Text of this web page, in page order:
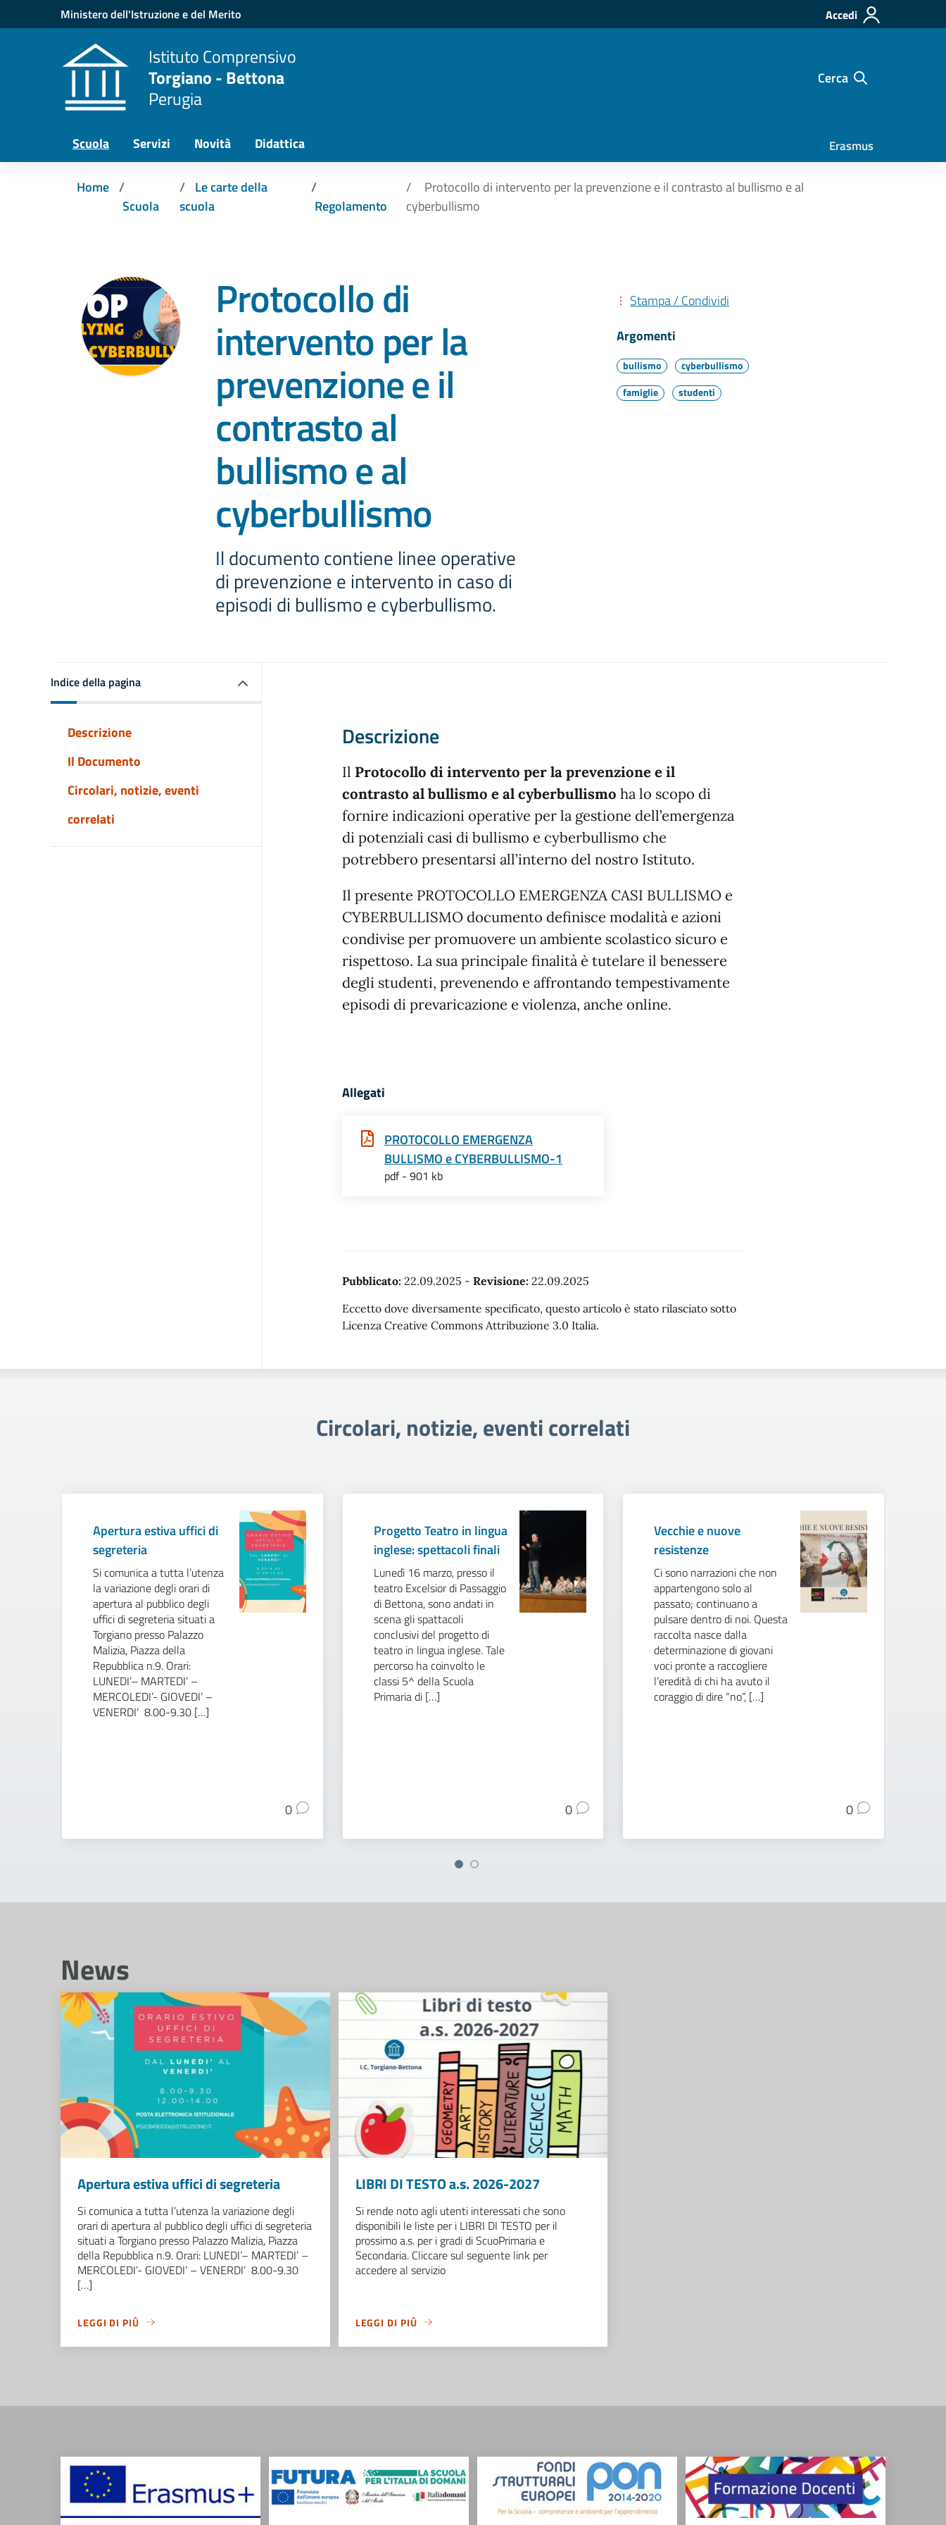
Vai ai contenuti
Vai al menu di navigazione
Ministero dell'Istruzione e del Merito Accedi
Istituto Comprensivo
Torgiano - Bettona
Perugia
Cerca
Scuola Servizi Novità Didattica Erasmus
Home
Scuola
Le carte della
scuola
Regolamento
Protocollo di intervento per la prevenzione e il contrasto al bullismo e al
cyberbullismo
Protocollo di
intervento per la
prevenzione e il
contrasto al
bullismo e al
cyberbullismo
Il documento contiene linee operative
di prevenzione e intervento in caso di
episodi di bullismo e cyberbullismo.
Stampa / Condividi
Argomenti
bullismo
cyberbullismo
famiglie
studenti
Indice della pagina
Descrizione
Il Documento
Circolari, notizie, eventi
correlati
Descrizione
Il Protocollo di intervento per la prevenzione e il
contrasto al bullismo e al cyberbullismo ha lo scopo di
fornire indicazioni operative per la gestione dell’emergenza
di potenziali casi di bullismo e cyberbullismo che
potrebbero presentarsi all’interno del nostro Istituto.
Il presente PROTOCOLLO EMERGENZA CASI BULLISMO e
CYBERBULLISMO documento definisce modalità e azioni
condivise per promuovere un ambiente scolastico sicuro e
rispettoso. La sua principale finalità è tutelare il benessere
degli studenti, prevenendo e affrontando tempestivamente
episodi di prevaricazione e violenza, anche online.
Allegati
PROTOCOLLO EMERGENZA
BULLISMO e CYBERBULLISMO-1
pdf - 901 kb
Pubblicato: 22.09.2025 - Revisione: 22.09.2025
Eccetto dove diversamente specificato, questo articolo è stato rilasciato sotto
Licenza Creative Commons Attribuzione 3.0 Italia.
Circolari, notizie, eventi correlati
Apertura estiva uffici di
segreteria
Si comunica a tutta l’utenza
la variazione degli orari di
apertura al pubblico degli
uffici di segreteria situati a
Torgiano presso Palazzo
Malizia, Piazza della
Repubblica n.9. Orari:
LUNEDI’– MARTEDI’ –
MERCOLEDI’- GIOVEDI’ –
VENERDI’ 8.00-9.30 […]
0
Progetto Teatro in lingua
inglese: spettacoli finali
Lunedì 16 marzo, presso il
teatro Excelsior di Passaggio
di Bettona, sono andati in
scena gli spattacoli
conclusivi del progetto di
teatro in lingua inglese. Tale
percorso ha coinvolto le
classi 5^ della Scuola
Primaria di […]
0
Vecchie e nuove
resistenze
Ci sono narrazioni che non
appartengono solo al
passato; continuano a
pulsare dentro di noi. Questa
raccolta nasce dalla
determinazione di giovani
voci pronte a raccogliere
l’eredità di chi ha avuto il
coraggio di dire “no”, […]
0
News
Apertura estiva uffici di segreteria
Si comunica a tutta l’utenza la variazione degli
orari di apertura al pubblico degli uffici di segreteria
situati a Torgiano presso Palazzo Malizia, Piazza
della Repubblica n.9. Orari: LUNEDI’– MARTEDI’ –
MERCOLEDI’- GIOVEDI’ – VENERDI’ 8.00-9.30
[…]
LEGGI DI PIÙ
LIBRI DI TESTO a.s. 2026-2027
Si rende noto agli utenti interessati che sono
disponibili le liste per i LIBRI DI TESTO per il
prossimo a.s. per i gradi di ScuoPrimaria e
Secondaria. Cliccare sul seguente link per
accedere al servizio
LEGGI DI PIÙ